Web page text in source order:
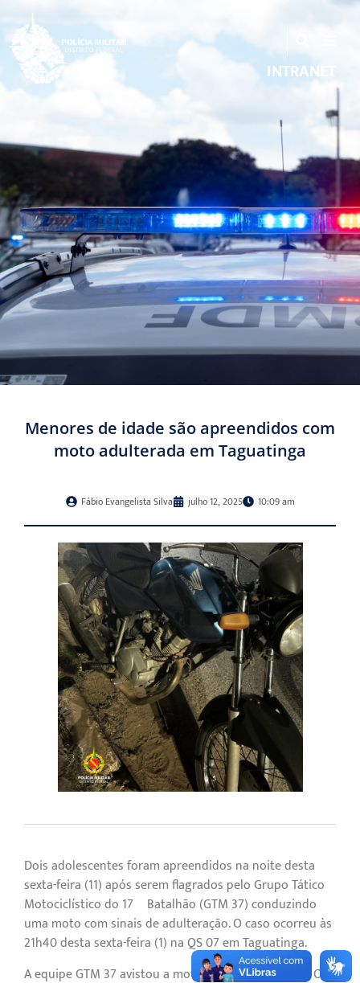
INTRANET
Menores de idade são apreendidos com
moto adulterada em Taguatinga
Fábio Evangelista Silva julho 12, 2025 10:09 am
Dois adolescentes foram apreendidos na noite desta
sexta-feira (11) após serem flagrados pelo Grupo Tático
Motociclístico do 17º Batalhão (GTM 37) conduzindo
uma moto com sinais de adulteração. O caso ocorreu às
21h40 desta sexta-feira (1) na QS 07 em Taguatinga.
A equipe GTM 37 avistou a moto em alta velocidade. Os